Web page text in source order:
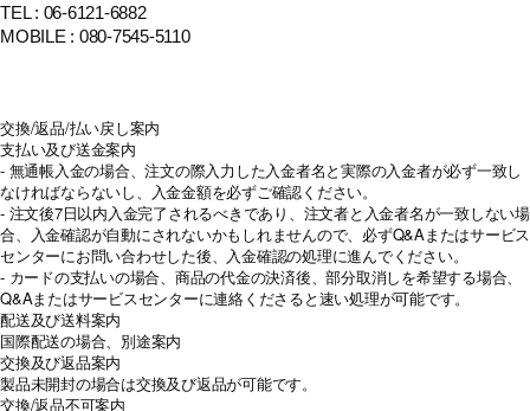
TEL : 06-6121-6882
MOBILE : 080-7545-5110
交換/返品/払い戻し案内
支払い及び送金案内
- 無通帳入金の場合、注文の際入力した入金者名と実際の入金者が必ず一致し
なければならないし、入金金額を必ずご確認ください。
- 注文後7日以内入金完了されるべきであり、注文者と入金者名が一致しない場
合、入金確認が自動にされないかもしれませんので、必ずQ&Aまたはサービス
センターにお問い合わせした後、入金確認の処理に進んでください。
- カードの支払いの場合、商品の代金の決済後、部分取消しを希望する場合、
Q&Aまたはサービスセンターに連絡くださると速い処理が可能です。
配送及び送料案内
国際配送の場合、別途案内
交換及び返品案内
製品未開封の場合は交換及び返品が可能です。
交換/返品不可案内